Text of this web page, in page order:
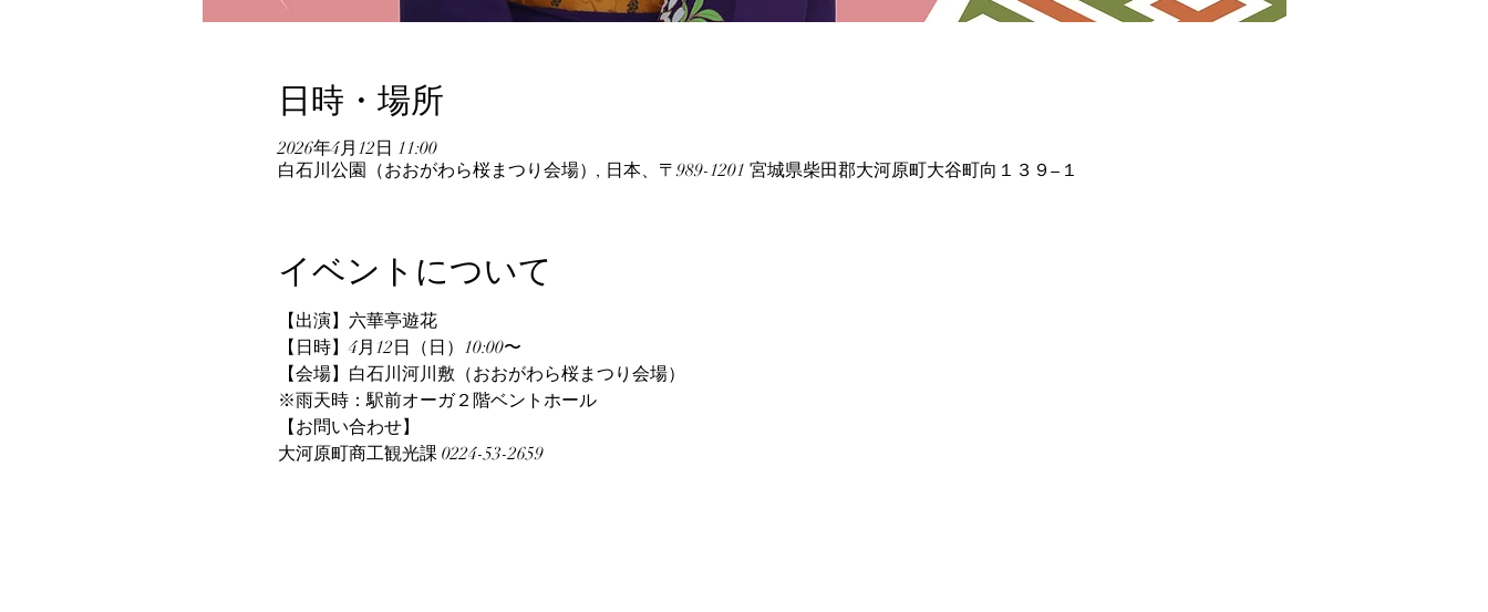
日時・場所
2026年4月12日 11:00
白石川公園（おおがわら桜まつり会場）, 日本、〒989-1201 宮城県柴田郡大河原町大谷町向１３９−１
イベントについて
【出演】六華亭遊花
【日時】4月12日（日）10:00〜
【会場】白石川河川敷（おおがわら桜まつり会場）
※雨天時：駅前オーガ２階ベントホール
【お問い合わせ】
大河原町商工観光課 0224-53-2659